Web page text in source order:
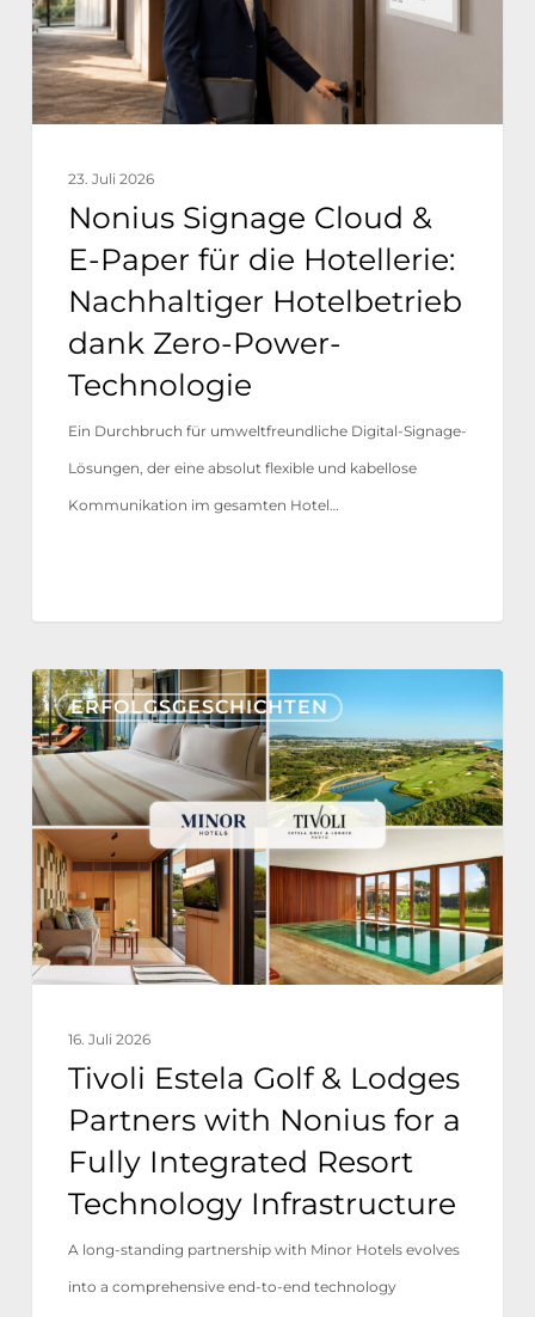
Paper
für
die
Hotellerie:
dank
Zero-
Power-
Technologie
23. Juli 2026
Nonius Signage Cloud &
E-Paper für die Hotellerie:
Nachhaltiger Hotelbetrieb
dank Zero-Power-
Technologie
Ein Durchbruch für umweltfreundliche Digital-Signage-
Lösungen, der eine absolut flexible und kabellose
Kommunikation im gesamten Hotel…
ERFOLGSGESCHICHTEN
Tivoli
Estela
Golf
&
Lodges
Partners
with
Nonius
for
Integrated
Resort
Technology
Infrastructure
16. Juli 2026
Tivoli Estela Golf & Lodges
Partners with Nonius for a
Fully Integrated Resort
Technology Infrastructure
A long-standing partnership with Minor Hotels evolves
into a comprehensive end-to-end technology